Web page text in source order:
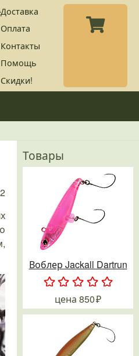
Доставка
Оплата
Контакты
Помощь
Скидки!
Товары
Воблер Jackall Dartrun
. .
цена 850